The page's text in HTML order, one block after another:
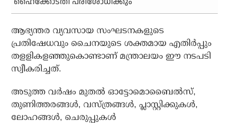
ആഭ്യന്തര വ്യവസായ സംഘടനകളുടെ
പ്രതിഷേധവും ചൈനയുടെ ശക്തമായ എതിർപ്പും
തളളികളഞ്ഞുകൊണ്ടാണ് മന്ത്രാലയം ഈ നടപടി
സ്വീകരിച്ചത്.
അടുത്ത വർഷം മുതൽ ഓട്ടോമൊബൈൽസ്,
തുണിത്തരങ്ങൾ, വസ്ത്രങ്ങൾ, പ്ലാസ്റ്റിക്കുകൾ,
ലോഹങ്ങൾ, ചെരുപ്പുകൾ